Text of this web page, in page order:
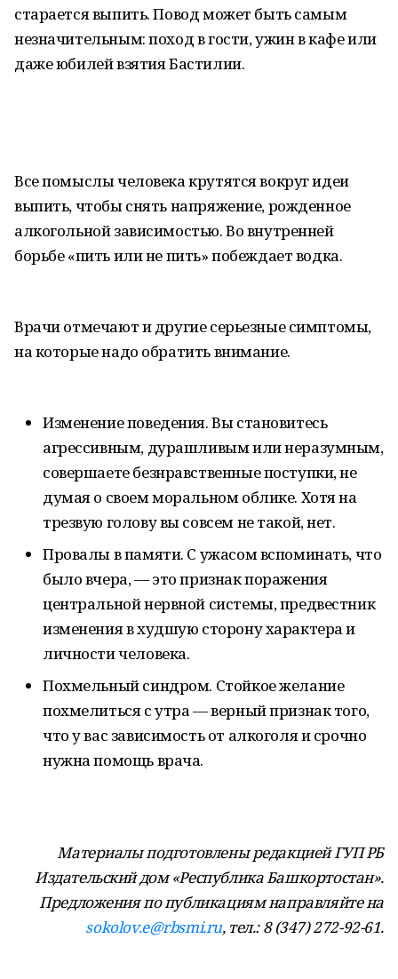
старается выпить. Повод может быть самым
незначительным: поход в гости, ужин в кафе или
даже юбилей взятия Бастилии.
Все помыслы человека крутятся вокруг идеи
выпить, чтобы снять напряжение, рожденное
алкогольной зависимостью. Во внутренней
борьбе «пить или не пить» побеждает водка.
Врачи отмечают и другие серьезные симптомы,
на которые надо обратить внимание.
Изменение поведения. Вы становитесь
агрессивным, дурашливым или неразумным,
совершаете безнравственные поступки, не
думая о своем моральном облике. Хотя на
трезвую голову вы совсем не такой, нет.
Провалы в памяти. С ужасом вспоминать, что
было вчера, — это признак поражения
центральной нервной системы, предвестник
изменения в худшую сторону характера и
личности человека.
Похмельный синдром. Стойкое желание
похмелиться с утра — верный признак того,
что у вас зависимость от алкоголя и срочно
нужна помощь врача.
Материалы подготовлены редакцией ГУП РБ
Издательский дом «Республика Башкортостан».
Предложения по публикациям направляйте на
sokolov.e@rbsmi.ru, тел.: 8 (347) 272-92-61.